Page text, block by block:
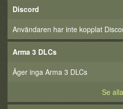
Discord
Användaren har inte kopplat
Arma 3 DLCs
Äger inga Arma 3 DLCs
Se alla